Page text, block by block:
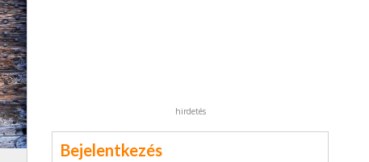
hirdetés
Bejelentkezés